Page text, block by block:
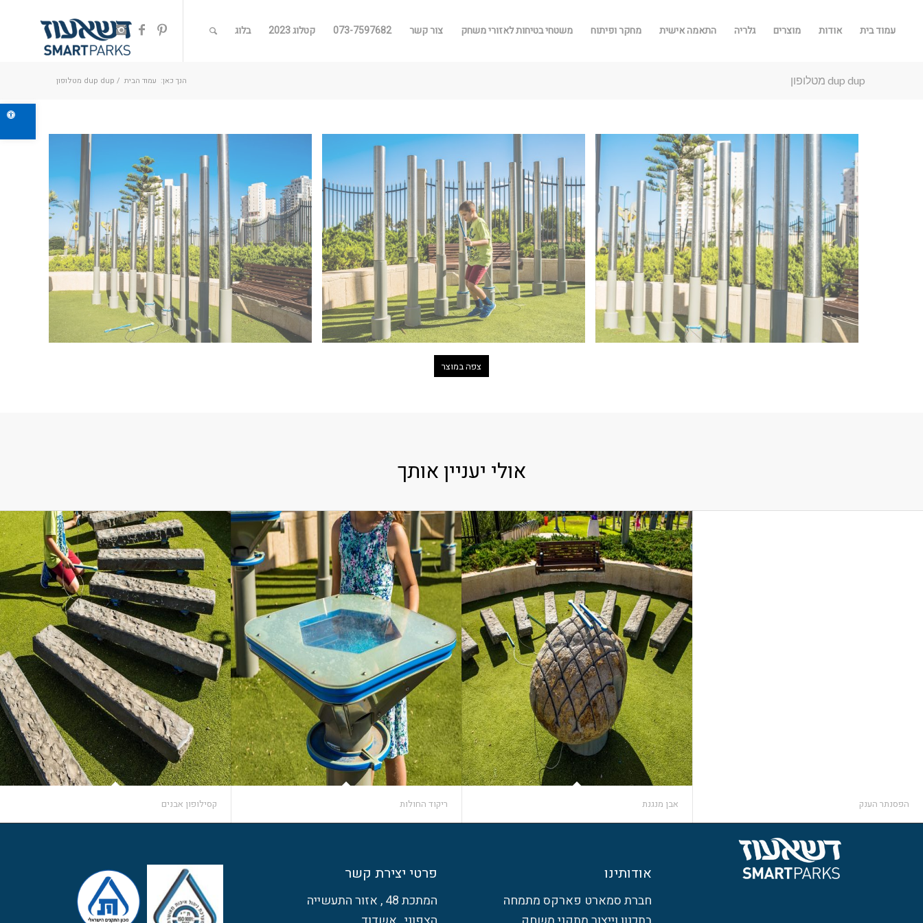
עמוד בית אודות מוצרים גלריה התאמה אישית מחקר ופיתוח משטחי בטיחות לאזורי משחק צור קשר 073-7597682 קטלוג 2023 בלוג
dup dup מטלופון הנך כאן: עמוד הבית / dup dup מטלופון
צפה במוצר
אולי יעניין אותך
הפסנתר הענק אבן מנגנת ריקוד החולות קסילופון אבנים
אודותינו
חברת סמארט פארקס מתמחה
פרטי יצירת קשר
המתכת 48 , אזור התעשייה